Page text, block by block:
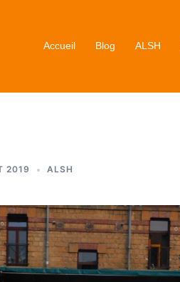
Accueil Blog ALSH
2019 ALSH